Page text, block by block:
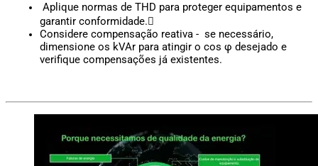
Aplique normas de THD para proteger equipamentos e
garantir conformidade.
Considere compensação reativa -  se necessário,
dimensione os kVAr para atingir o cos φ desejado e
verifique compensações já existentes.